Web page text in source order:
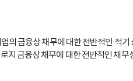
의 금융상 채무에 대한 전반적인 적
지 금융상 채무에 대한 전반적인 채